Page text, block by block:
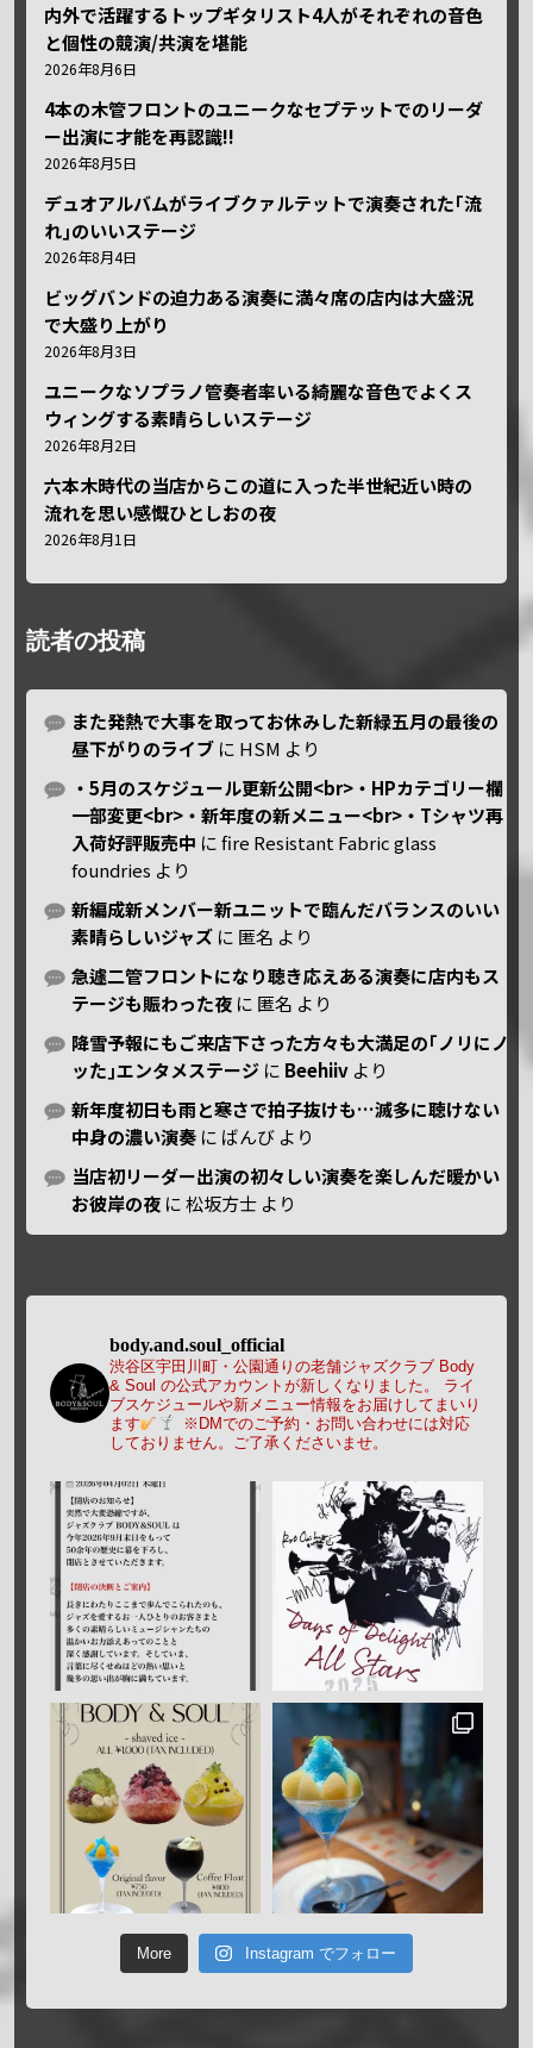
内外で活躍するトップギタリスト4人がそれぞれの音色
と個性の競演/共演を堪能
2026年8月6日
4本の木管フロントのユニークなセプテットでのリーダ
ー出演に才能を再認識!!
2026年8月5日
デュオアルバムがライブクァルテットで演奏された｢流
れ｣のいいステージ
2026年8月4日
ビッグバンドの迫力ある演奏に満々席の店内は大盛況
で大盛り上がり
2026年8月3日
ユニークなソプラノ管奏者率いる綺麗な音色でよくス
ウィングする素晴らしいステージ
2026年8月2日
六本木時代の当店からこの道に入った半世紀近い時の
流れを思い感慨ひとしおの夜
2026年8月1日
読者の投稿
また発熱で大事を取ってお休みした新緑五月の最後の
昼下がりのライブ に HSM より
・5月のスケジュール更新公開<br>・HPカテゴリー欄
一部変更<br>・新年度の新メニュー<br>・Tシャツ再
入荷好評販売中 にfire Resistant Fabric glass
foundries より
新編成新メンバー新ユニットで臨んだバランスのいい
素晴らしいジャズ に 匿名 より
急遽二管フロントになり聴き応えある演奏に店内もス
テージも賑わった夜 に 匿名 より
降雪予報にもご来店下さった方々も大満足の｢ノリにノ
ッた｣エンタメステージ に Beehiiv より
新年度初日も雨と寒さで拍子抜けも…滅多に聴けない
中身の濃い演奏 に ばんび より
当店初リーダー出演の初々しい演奏を楽しんだ暖かい
お彼岸の夜 に松坂方士 より
body.and.soul_official
渋谷区宇田川町・公園通りの老舗ジャズクラブ Body
& Soul の公式アカウントが新しくなりました。
ライ
ブスケジュールや新メニュー情報をお届けしてまいり
ます
※DMでのご予約・お問い合わせには対応
しておりません。ご了承くださいませ。
More Instagram でフォロー